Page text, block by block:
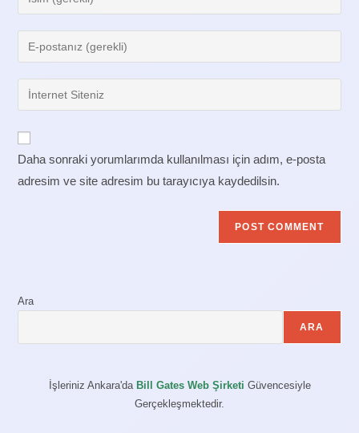
your
name
comment
Enter
your
email
address
Enter
your
URL
(optional)
Daha sonraki yorumlarımda kullanılması için adım, e-posta
adresim ve site adresim bu tarayıcıya kaydedilsin.
Ara
ARA
İşleriniz Ankara'da Bill Gates Web Şirketi Güvencesiyle
Gerçekleşmektedir.